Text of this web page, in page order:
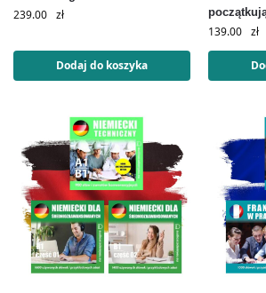
239.00 zł
Dodaj do koszyka
139.00 zł